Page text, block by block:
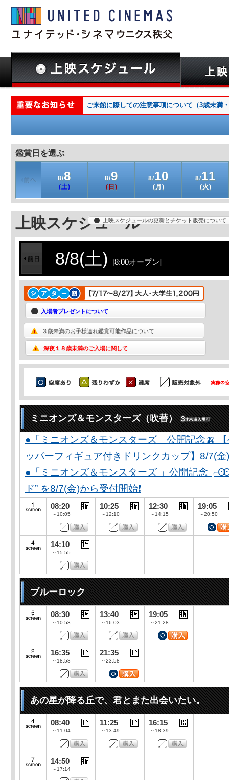
ご来館に際しての注意事項について（3歳未満
鑑賞日を選ぶ
8/8
(土)
8/9
(日)
8/10
(月)
8/11
(火)
上映スケジュール上映スケジュールの更新とチケット販売について
8/8(土) [8:00オープン]
入場者プレゼントについて
３歳未満のお子様連れ鑑賞可能作品について
深夜１８歳未満のご入場に関して
ミニオンズ＆モンスターズ（吹替）
●「ミニオンズ＆モンスターズ」公開記念🍌
ッパーフィギュア付きドリンクカップ】8/7(金
●「ミニオンズ＆モンスターズ 」公開記念
ド” を8/7(金)から受付開始❗️
08:20
～10:05
10:25
～12:10
12:30
～14:15
19:05
～20:50
14:10
～15:55
ブルーロック
08:30
～10:53
13:40
～16:03
19:05
～21:28
16:35
～18:58
21:35
～23:58
あの星が降る丘で、君とまた出会いたい。
08:40
～11:04
11:25
～13:49
16:15
～18:39
14:50
～17:14